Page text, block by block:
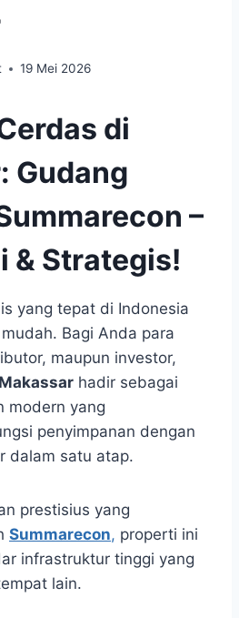
19 Mei 2026
di
Gudang
–
& Strategis!
yang tepat di Indonesia
Bagi Anda para
maupun investor,
hadir sebagai
modern yang
penyimpanan dengan
dalam satu atap.
prestisius yang
Summarecon, properti ini
infrastruktur tinggi yang
lain.